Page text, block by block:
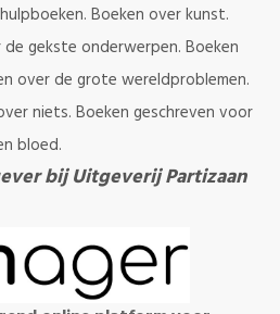
Boeken over kunst.
gekste onderwerpen. Boeken
over de grote wereldproblemen.
niets. Boeken geschreven voor
bloed.
bij Uitgeverij Partizaan